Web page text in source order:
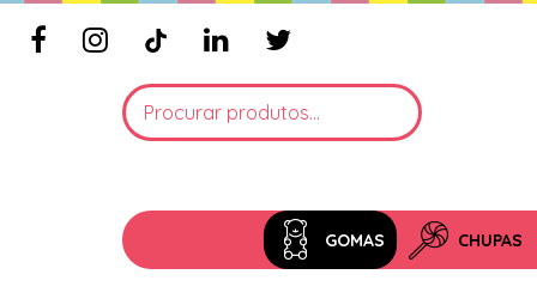
GOMAS CHUPAS